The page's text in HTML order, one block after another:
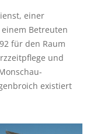
einer
Betreuten
für den Raum
und
existiert